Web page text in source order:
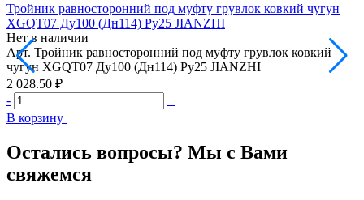
Тройник равносторонний под муфту грувлок ковкий чугун
XGQT07 Ду100 (Дн114) Ру25 JIANZHI
Нет в наличии
Арт. Тройник равносторонний под муфту грувлок ковкий
чугун XGQT07 Ду100 (Дн114) Ру25 JIANZHI
2 028.50 ₽
-
+
В корзину
Остались вопросы? Мы с Вами
свяжемся